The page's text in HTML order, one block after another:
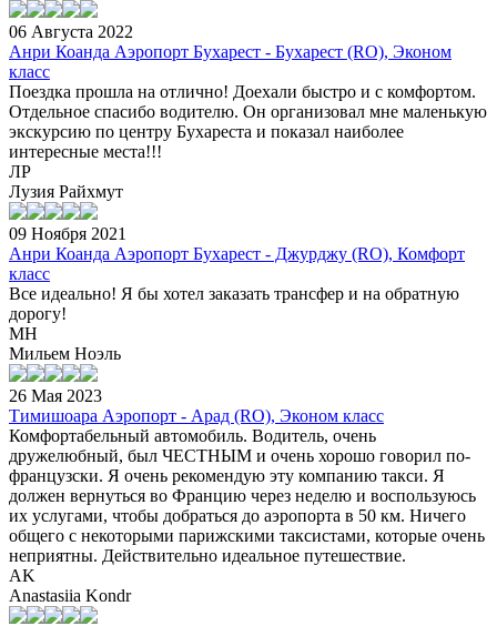
06 Августа 2022
Анри Коанда Аэропорт Бухарест - Бухарест (RO), Эконом
класс
Поездка прошла на отлично! Доехали быстро и с комфортом.
Отдельное спасибо водителю. Он организовал мне маленькую
экскурсию по центру Бухареста и показал наиболее
интересные места!!!
ЛР
Лузия Райхмут
09 Ноября 2021
Анри Коанда Аэропорт Бухарест - Джурджу (RO), Комфорт
класс
Все идеально! Я бы хотел заказать трансфер и на обратную
дорогу!
МН
Мильем Ноэль
26 Мая 2023
Тимишоара Аэропорт - Арад (RO), Эконом класс
Комфортабельный автомобиль. Водитель, очень
дружелюбный, был ЧЕСТНЫМ и очень хорошо говорил по-
французски. Я очень рекомендую эту компанию такси. Я
должен вернуться во Францию через неделю и воспользуюсь
их услугами, чтобы добраться до аэропорта в 50 км. Ничего
общего с некоторыми парижскими таксистами, которые очень
неприятны. Действительно идеальное путешествие.
AK
Anastasiia Kondr